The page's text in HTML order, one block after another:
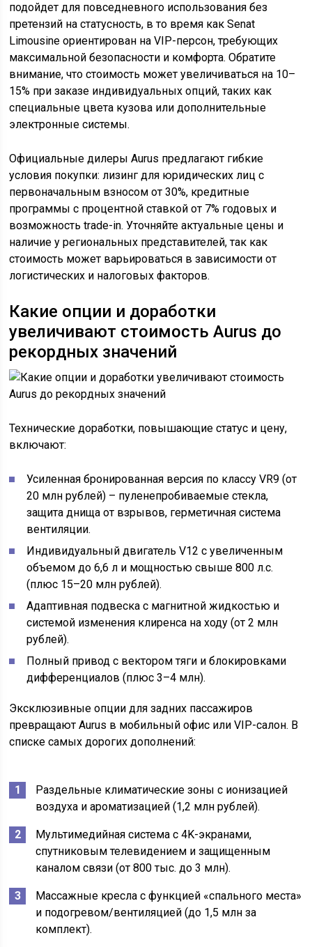
подойдет для повседневного использования без
претензий на статусность, в то время как Senat
Limousine ориентирован на VIP-персон, требующих
максимальной безопасности и комфорта. Обратите
внимание, что стоимость может увеличиваться на 10–
15% при заказе индивидуальных опций, таких как
специальные цвета кузова или дополнительные
электронные системы.
Официальные дилеры Aurus предлагают гибкие
условия покупки: лизинг для юридических лиц с
первоначальным взносом от 30%, кредитные
программы с процентной ставкой от 7% годовых и
возможность trade-in. Уточняйте актуальные цены и
наличие у региональных представителей, так как
стоимость может варьироваться в зависимости от
логистических и налоговых факторов.
Какие опции и доработки
увеличивают стоимость Aurus до
рекордных значений
Технические доработки, повышающие статус и цену,
включают:
Усиленная бронированная версия по классу VR9 (от
20 млн рублей) – пуленепробиваемые стекла,
защита днища от взрывов, герметичная система
вентиляции.
Индивидуальный двигатель V12 с увеличенным
объемом до 6,6 л и мощностью свыше 800 л.с.
(плюс 15–20 млн рублей).
Адаптивная подвеска с магнитной жидкостью и
системой изменения клиренса на ходу (от 2 млн
рублей).
Полный привод с вектором тяги и блокировками
дифференциалов (плюс 3–4 млн).
Эксклюзивные опции для задних пассажиров
превращают Aurus в мобильный офис или VIP-салон. В
списке самых дорогих дополнений:
Раздельные климатические зоны с ионизацией
воздуха и ароматизацией (1,2 млн рублей).
Мультимедийная система с 4K-экранами,
спутниковым телевидением и защищенным
каналом связи (от 800 тыс. до 3 млн).
Массажные кресла с функцией «спального места»
и подогревом/вентиляцией (до 1,5 млн за
комплект).